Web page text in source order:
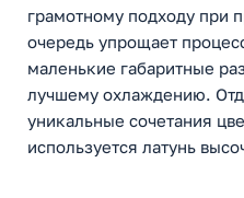
грамотному подходу при
очередь упрощает
маленькие габаритные
лучшему охлаждению.
уникальные сочетания
используется латунь